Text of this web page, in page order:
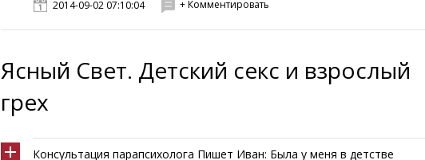
2014-09-02 07:10:04 + Комментировать
Ясный Свет. Детский секс и взрослый
грех
Консультация парапсихолога Пишет Иван: Была у меня в детстве